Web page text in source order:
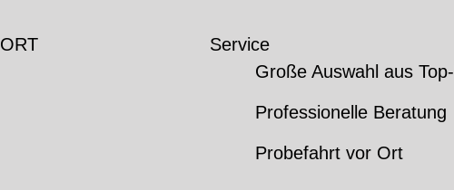
Service
Große Auswahl aus
Professionelle Beratung
Probefahrt vor Ort